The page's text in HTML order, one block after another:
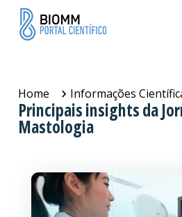
Home Informações
Principais insights da
Mastologia